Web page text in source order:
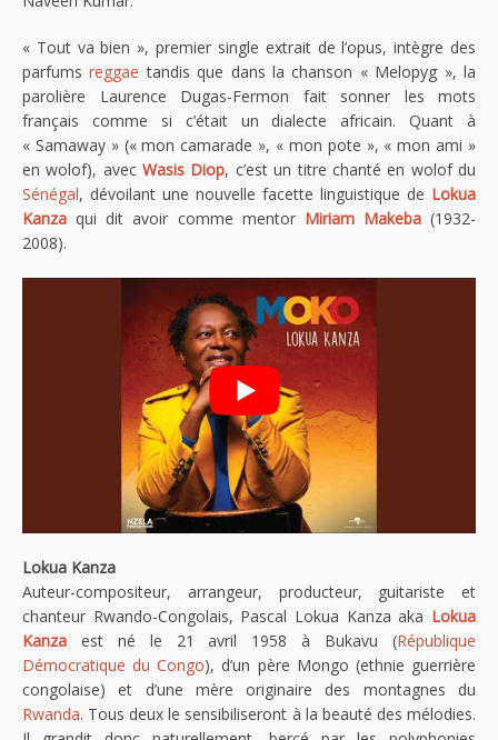
« Tout va bien », premier single extrait de l’opus, intègre des
parfumsreggae tandis que dans la chanson « Melopyg », la
parolière Laurence Dugas-Fermon fait sonner les mots
français comme si c’était un dialecte africain. Quant à
« Samaway » (« mon camarade », « mon pote », « mon ami »
en wolof), avecWasis Diop, c’est un titre chanté en wolof du
Sénégal, dévoilant une nouvelle facette linguistique de Lokua
Kanza qui dit avoir comme mentor Miriam Makeba(1932-
2008).
Lokua Kanza
Auteur-compositeur, arrangeur, producteur, guitariste et
chanteur Rwando-Congolais, Pascal Lokua Kanza aka Lokua
Kanza est né le 21 avril 1958 à Bukavu (République
Démocratique du Congo), d’un père Mongo (ethnie guerrière
congolaise) et d’une mère originaire des montagnes du
Rwanda. Tous deux le sensibiliseront à la beauté des mélodies.